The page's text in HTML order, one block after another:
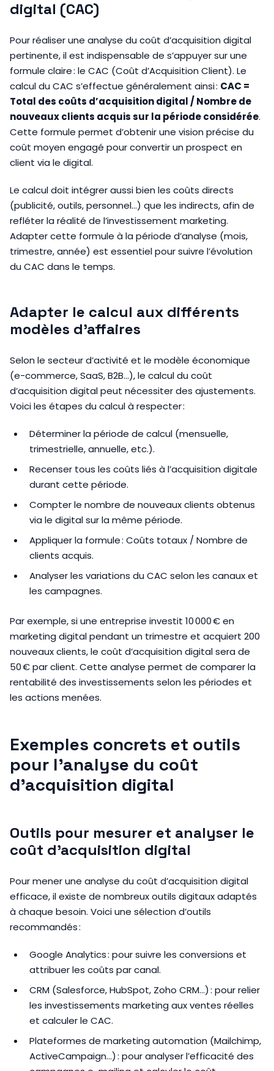
digital (CAC)
Pour réaliser une analyse du coût d’acquisition digital
pertinente, il est indispensable de s’appuyer sur une
formule claire : le CAC (Coût d’Acquisition Client). Le
calcul du CAC s’effectue généralement ainsi : CAC =
Total des coûts d’acquisition digital / Nombre de
nouveaux clients acquis sur la période considérée.
Cette formule permet d’obtenir une vision précise du
coût moyen engagé pour convertir un prospect en
client via le digital.
Le calcul doit intégrer aussi bien les coûts directs
(publicité, outils, personnel…) que les indirects, afin de
refléter la réalité de l’investissement marketing.
Adapter cette formule à la période d’analyse (mois,
trimestre, année) est essentiel pour suivre l’évolution
du CAC dans le temps.
Adapter le calcul aux différents
modèles d’affaires
Selon le secteur d’activité et le modèle économique
(e-commerce, SaaS, B2B…), le calcul du coût
d’acquisition digital peut nécessiter des ajustements.
Voici les étapes du calcul à respecter :
Déterminer la période de calcul (mensuelle,
trimestrielle, annuelle, etc.).
Recenser tous les coûts liés à l’acquisition digitale
durant cette période.
Compter le nombre de nouveaux clients obtenus
via le digital sur la même période.
Appliquer la formule : Coûts totaux / Nombre de
clients acquis.
Analyser les variations du CAC selon les canaux et
les campagnes.
Par exemple, si une entreprise investit 10 000 € en
marketing digital pendant un trimestre et acquiert 200
nouveaux clients, le coût d’acquisition digital sera de
50 € par client. Cette analyse permet de comparer la
rentabilité des investissements selon les périodes et
les actions menées.
Exemples concrets et outils
pour l’analyse du coût
d’acquisition digital
Outils pour mesurer et analyser le
coût d’acquisition digital
Pour mener une analyse du coût d’acquisition digital
efficace, il existe de nombreux outils digitaux adaptés
à chaque besoin. Voici une sélection d’outils
recommandés :
Google Analytics : pour suivre les conversions et
attribuer les coûts par canal.
CRM (Salesforce, HubSpot, Zoho CRM…) : pour relier
les investissements marketing aux ventes réelles
et calculer le CAC.
Plateformes de marketing automation (Mailchimp,
ActiveCampaign…) : pour analyser l’efficacité des